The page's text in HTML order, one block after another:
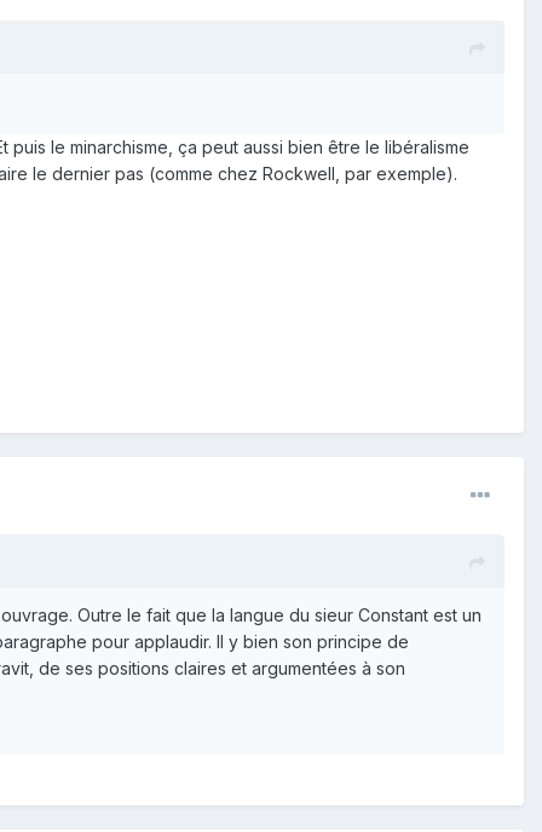
le minarchisme, ça peut aussi bien être le libéralisme
le dernier pas (comme chez Rockwell, par exemple).
Outre le fait que la langue du sieur Constant est un
pour applaudir. Il y bien son principe de
de ses positions claires et argumentées à son